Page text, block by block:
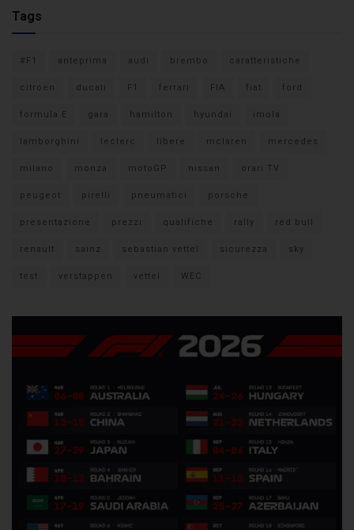
Tags
#F1 anteprima audi brembo caratteristiche
citroen ducati F1 ferrari FIA fiat ford
formula E gara hamilton hyundai imola
lamborghini leclerc libere mclaren mercedes
milano monza motoGP nissan orari TV
peugeot pirelli pneumatici porsche
presentazione prezzi qualifiche rally red bull
renault sainz sebastian vettel sicurezza sky
test verstappen vettel WEC